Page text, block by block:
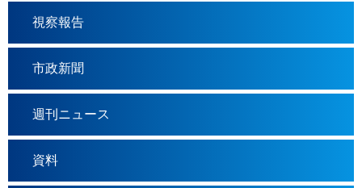
視察報告
市政新聞
週刊ニュース
資料